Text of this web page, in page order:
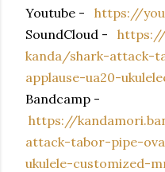
Youtube - https://
SoundCloud -
kanda/shark-attack-
applause-ua20-
Bandcamp -
https://
attack-tabor-pipe-
ukulele-customized-